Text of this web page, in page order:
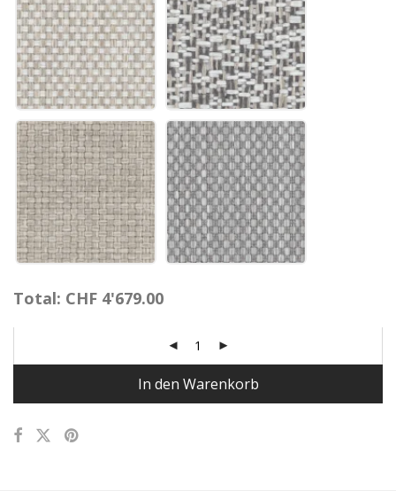
Total: CHF 4'679.00
In den Warenkorb